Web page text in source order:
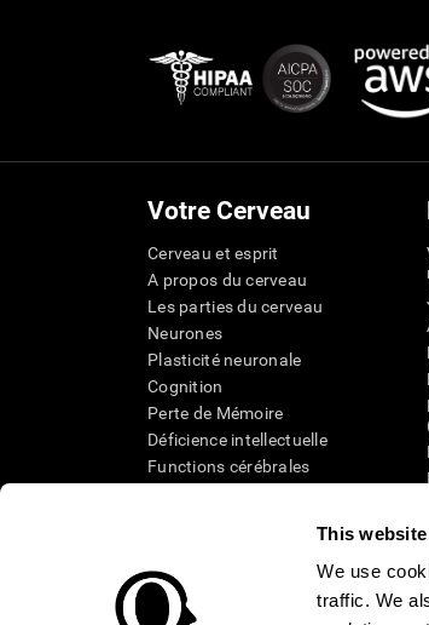
This
We use
traffic. We
Votre Cerveau
Cerveau et esprit
A propos du cerveau
Les parties du cerveau
Neurones
Plasticité neuronale
Cognition
Perte de Mémoire
Déficience intellectuelle
Functions cérébrales